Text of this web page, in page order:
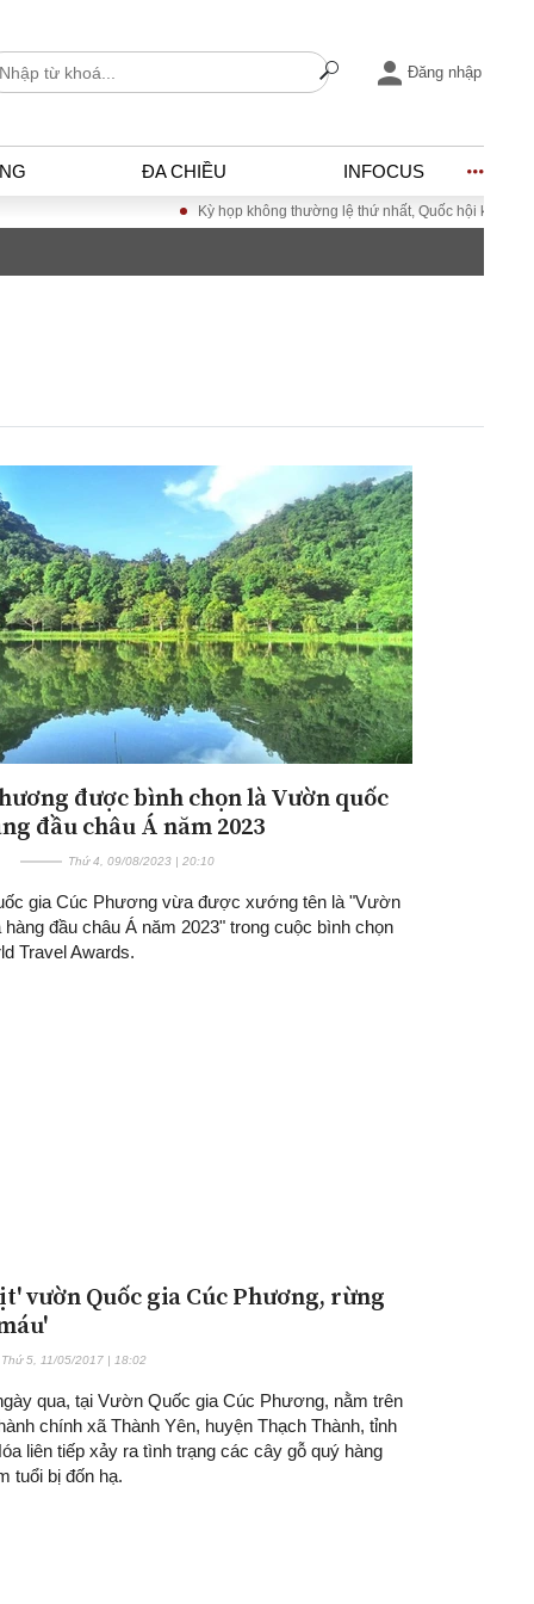
Đăng nhập
ĐA CHIỀU INFOCUS
– Đô thị
Đăng ký tin tức mới
Kỳ họp không thường lệ thứ nhất, Quốc hội khóa XVI
được bình chọn là Vườn quốc
đầu châu Á năm 2023
Thứ 4, 09/08/2023 | 20:10
gia Cúc Phương vừa được xướng tên là "Vườn
hàng đầu châu Á năm 2023" trong cuộc bình chọn
Travel Awards.
vườn Quốc gia Cúc Phương, rừng
Thứ 5, 11/05/2017 | 18:02
qua, tại Vườn Quốc gia Cúc Phương, nằm trên
chính xã Thành Yên, huyện Thạch Thành, tỉnh
liên tiếp xảy ra tình trạng các cây gỗ quý hàng
tuổi bị đốn hạ.